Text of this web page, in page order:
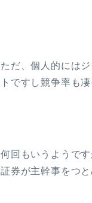
ただ、個人的には
トですし競争率も
何回もいうようで
証券が主幹事をつと